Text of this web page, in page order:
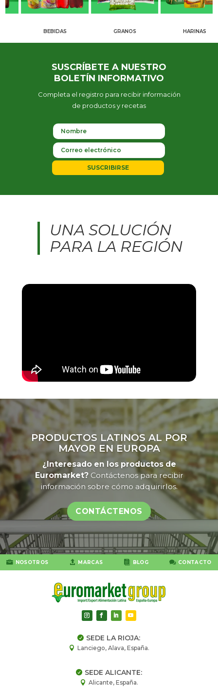
BEBIDAS GRANOS HARINAS
SUSCRÍBETE A NUESTRO
BOLETÍN INFORMATIVO
Completa el registro para recibir información
de productos y recetas
SUSCRIBIRSE
UNA SOLUCIÓN
PARA LA REGIÓN
PRODUCTOS LATINOS AL POR
MAYOR EN EUROPA
¿Interesado en los productos de
Euromarket?Contáctenos para recibir
información sobre cómo adquirirlos.
CONTÁCTENOS
 NOSOTROS  MARCAS  BLOG  CONTACTO
 SEDE LA RIOJA:
 Lanciego, Alava, España.
 SEDE ALICANTE:
 Alicante, España.